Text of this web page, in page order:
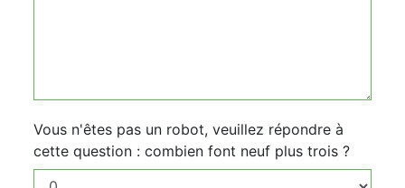
Vous n'êtes pas un robot, veuillez répondre à
cette question : combien font neuf plus trois ?